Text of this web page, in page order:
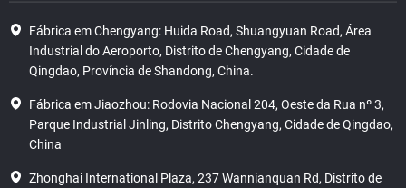
Fábrica em Chengyang: Huida Road, Shuangyuan Road, Área
Industrial do Aeroporto, Distrito de Chengyang, Cidade de
Qingdao, Província de Shandong, China.
Fábrica em Jiaozhou: Rodovia Nacional 204, Oeste da Rua nº 3,
Parque Industrial Jinling, Distrito Chengyang, Cidade de Qingdao,
China
Zhonghai International Plaza, 237 Wannianquan Rd, Distrito de